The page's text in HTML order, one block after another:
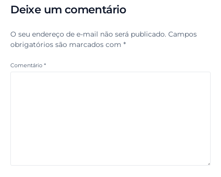
Deixe um comentário
O seu endereço de e-mail não será publicado. Campos
obrigatórios são marcados com*
Comentário*